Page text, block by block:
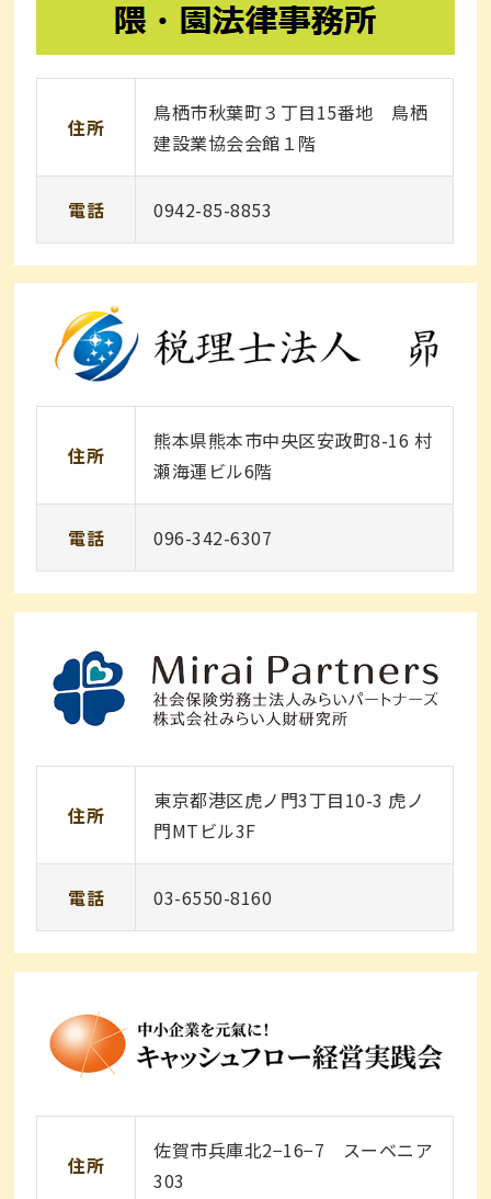
住所
鳥栖市秋葉町３丁目15番地 鳥栖
建設業協会会館１階
電話 0942-85-8853
住所
熊本県熊本市中央区安政町8-16 村
瀬海運ビル6階
電話 096-342-6307
住所
東京都港区虎ノ門3丁目10-3 虎ノ
門MTビル3F
電話 03-6550-8160
住所
佐賀市兵庫北2−16−7 スーベニア
303